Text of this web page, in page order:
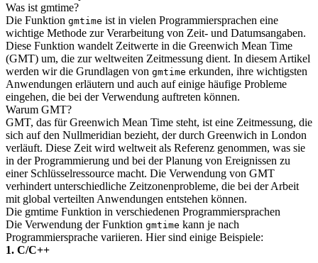
Was ist gmtime?
Die Funktion gmtime ist in vielen Programmiersprachen eine
wichtige Methode zur Verarbeitung von Zeit- und Datumsangaben.
Diese Funktion wandelt Zeitwerte in die Greenwich Mean Time
(GMT) um, die zur weltweiten Zeitmessung dient. In diesem Artikel
werden wir die Grundlagen von gmtime erkunden, ihre wichtigsten
Anwendungen erläutern und auch auf einige häufige Probleme
eingehen, die bei der Verwendung auftreten können.
Warum GMT?
GMT, das für Greenwich Mean Time steht, ist eine Zeitmessung, die
sich auf den Nullmeridian bezieht, der durch Greenwich in London
verläuft. Diese Zeit wird weltweit als Referenz genommen, was sie
in der Programmierung und bei der Planung von Ereignissen zu
einer Schlüsselressource macht. Die Verwendung von GMT
verhindert unterschiedliche Zeitzonenprobleme, die bei der Arbeit
mit global verteilten Anwendungen entstehen können.
Die gmtime Funktion in verschiedenen Programmiersprachen
Die Verwendung der Funktion gmtime kann je nach
Programmiersprache variieren. Hier sind einige Beispiele:
1. C/C++